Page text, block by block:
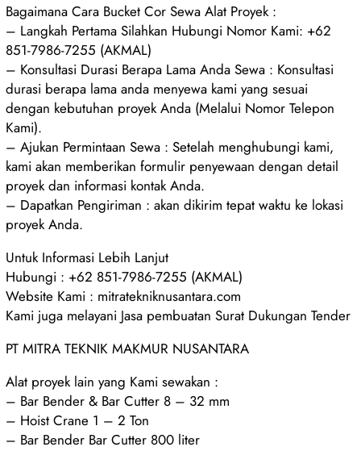
Bagaimana Cara Bucket Cor Sewa Alat Proyek :
– Langkah Pertama Silahkan Hubungi Nomor Kami: +62
851-7986-7255 (AKMAL)
– Konsultasi Durasi Berapa Lama Anda Sewa : Konsultasi
durasi berapa lama anda menyewa kami yang sesuai
dengan kebutuhan proyek Anda (Melalui Nomor Telepon
Kami).
– Ajukan Permintaan Sewa : Setelah menghubungi kami,
kami akan memberikan formulir penyewaan dengan detail
proyek dan informasi kontak Anda.
– Dapatkan Pengiriman : akan dikirim tepat waktu ke lokasi
proyek Anda.
Untuk Informasi Lebih Lanjut
Hubungi : +62 851-7986-7255 (AKMAL)
Website Kami : mitratekniknusantara.com
Kami juga melayani Jasa pembuatan Surat Dukungan Tender
PT MITRA TEKNIK MAKMUR NUSANTARA
Alat proyek lain yang Kami sewakan :
– Bar Bender & Bar Cutter 8 – 32 mm
– Hoist Crane 1 – 2 Ton
– Bar Bender Bar Cutter 800 liter